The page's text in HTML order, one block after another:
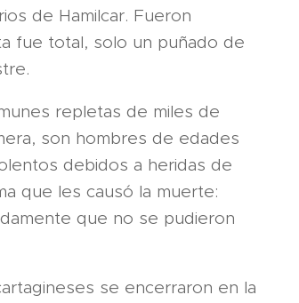
de Hamilcar. Fueron
fue total, solo un puñado de
repletas de miles de
son hombres de edades
debidos a heridas de
que les causó la muerte:
que no se pudieron
se encerraron en la